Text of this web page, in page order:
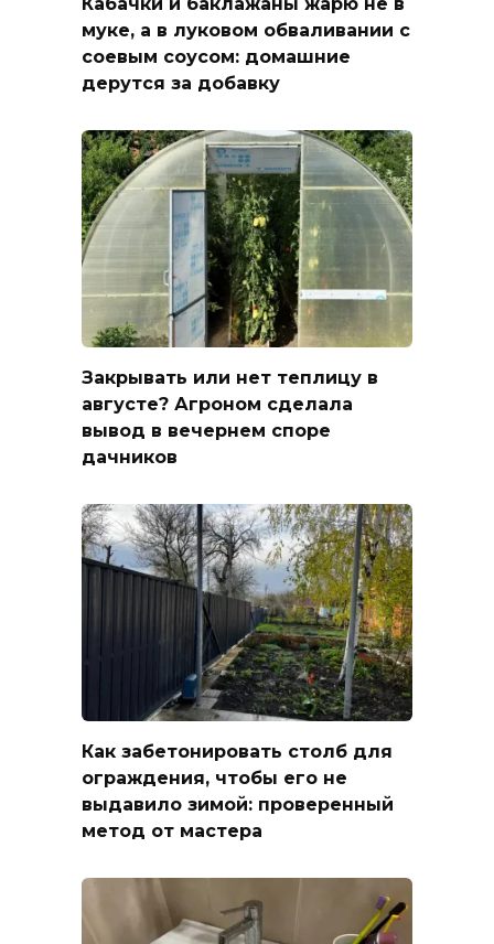
муке, а в луковом обваливании с
соевым соусом: домашние
дерутся за добавку
Закрывать или нет теплицу в
августе? Агроном сделала
вывод в вечернем споре
дачников
Как забетонировать столб для
ограждения, чтобы его не
выдавило зимой: проверенный
метод от мастера